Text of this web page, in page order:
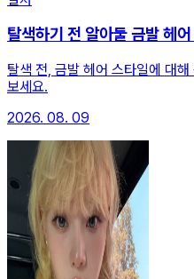
탈색하기 전 알아둘 금발 헤
탈색 전, 금발 헤어 스타일에 대
보세요.
2026. 08. 09